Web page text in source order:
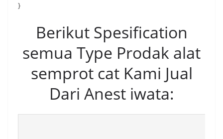
}
Berikut Spesification
semua Type Prodak alat
semprot cat Kami Jual
Dari Anest iwata: